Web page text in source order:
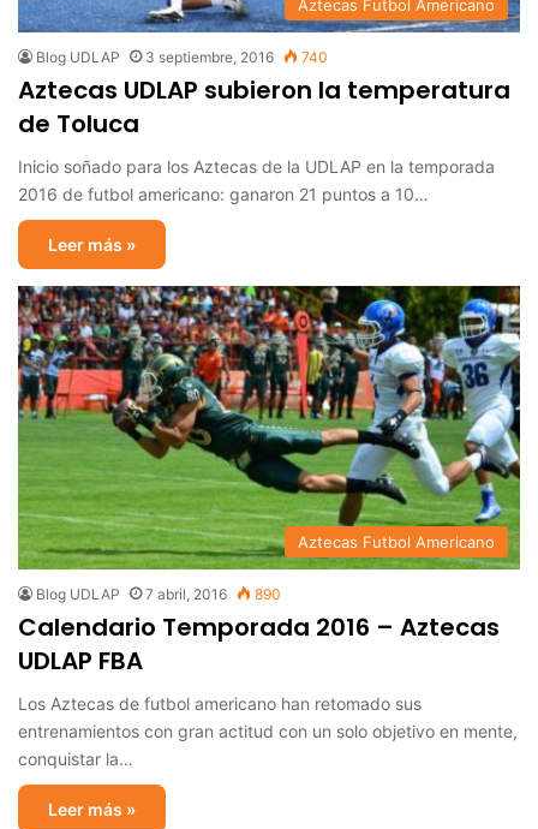
Aztecas Futbol Americano
Blog UDLAP 3 septiembre, 2016 740
Aztecas UDLAP subieron la temperatura
de Toluca
Inicio soñado para los Aztecas de la UDLAP en la temporada
2016 de futbol americano: ganaron 21 puntos a 10…
Leer más »
Aztecas Futbol Americano
Blog UDLAP 7 abril, 2016 890
Calendario Temporada 2016 – Aztecas
UDLAP FBA
Los Aztecas de futbol americano han retomado sus
entrenamientos con gran actitud con un solo objetivo en mente,
conquistar la…
Leer más »